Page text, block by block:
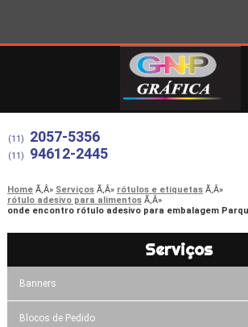
(11) 2057-5356
(11) 94612-2445
Home Serviços
rótulos e etiquetas
rótulo adesivo para alimentos
onde encontro rótulo adesivo para embalagem
Serviços
Banners
Blocos de Pedido